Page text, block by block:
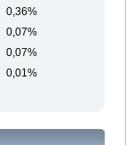
0,36%
0,07%
0,07%
0,01%